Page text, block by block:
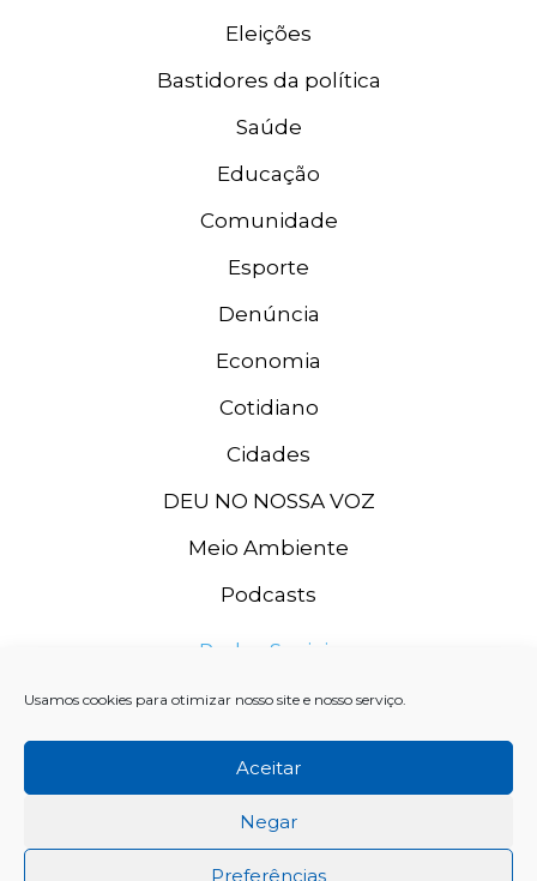
Usamos cookies para otimizar nosso site e nosso serviço.
Aceitar
Negar
Preferências
Eleições
Bastidores da política
Saúde
Educação
Comunidade
Esporte
Denúncia
Economia
Cotidiano
Cidades
DEU NO NOSSA VOZ
Meio Ambiente
Podcasts
Redes Sociais